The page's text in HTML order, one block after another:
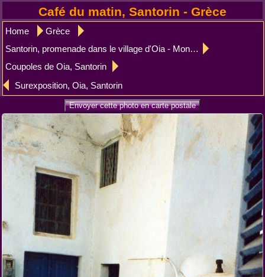
Café du matin, Santorin - Grèce
Home
Grèce
Santorin, promenade dans le village d'Oia - Monemvassia
Coupoles de Oia, Santorin
Surexposition, Oia, Santorin